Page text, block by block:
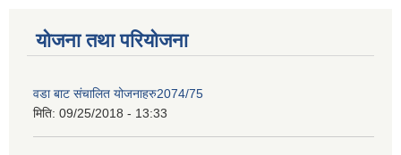
योजना तथा परियोजना
वडा बाट संचालित योजनाहरु2074/75
मिति: 09/25/2018 - 13:33